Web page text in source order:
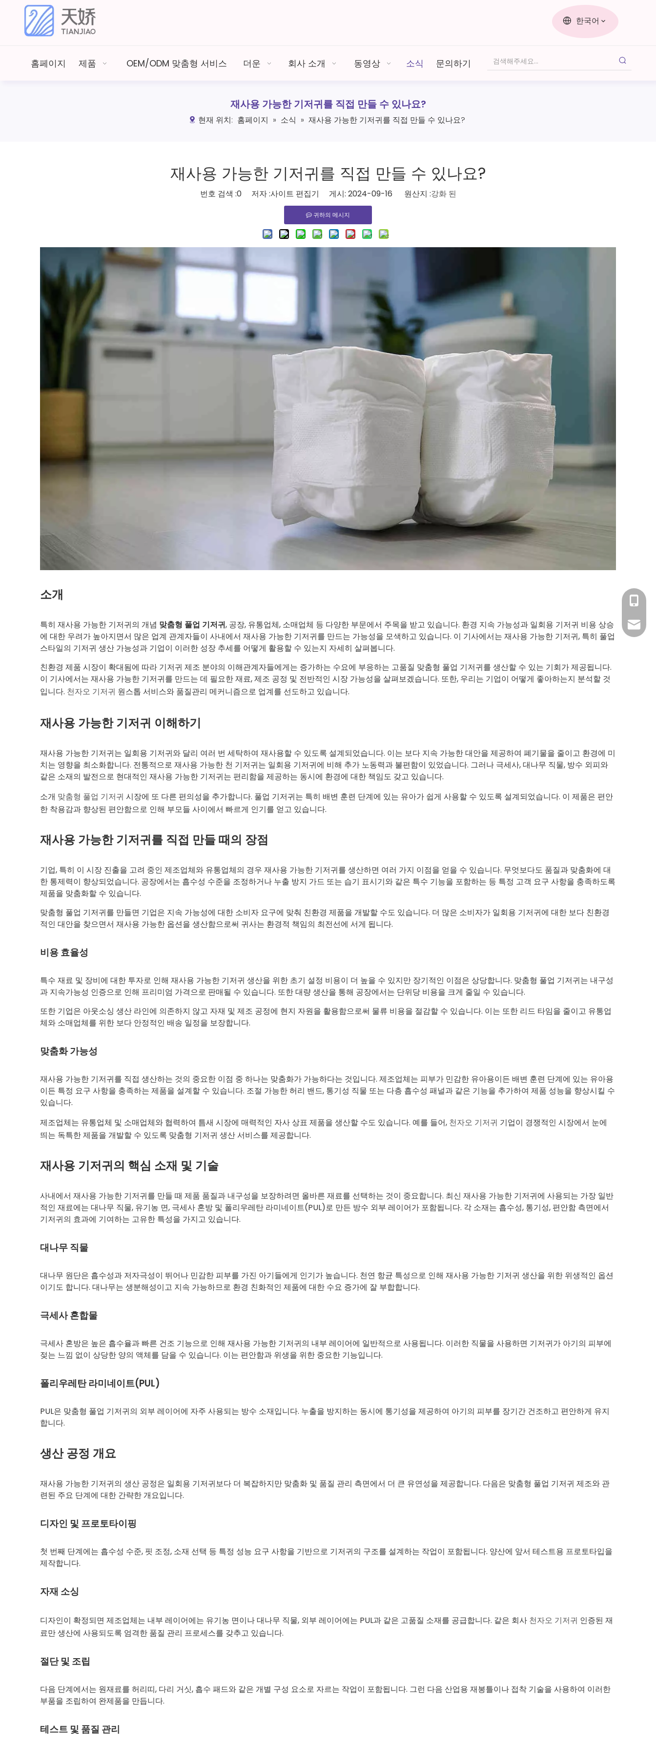
한국어
홈페이지 제품 OEM/ODM 맞춤형 서비스 더운 회사 소개 동영상 소식 문의하기
재사용 가능한 기저귀를 직접 만들 수 있나요?
현재 위치: 홈페이지 » 소식 » 재사용 가능한 기저귀를 직접 만들 수 있나요?
재사용 가능한 기저귀를 직접 만들 수 있나요?
번호 검색 :0저자 :사이트 편집기 게시: 2024-09-16 원산지 :강화 된
귀하의 메시지
소개
특히 재사용 가능한 기저귀의 개념 맞춤형 풀업 기저귀, 공장, 유통업체, 소매업체 등 다양한 부문에서 주목을 받고 있습니다. 환경 지속 가능성과 일회용 기저귀 비용 상승
에 대한 우려가 높아지면서 많은 업계 관계자들이 사내에서 재사용 가능한 기저귀를 만드는 가능성을 모색하고 있습니다. 이 기사에서는 재사용 가능한 기저귀, 특히 풀업
스타일의 기저귀 생산 가능성과 기업이 이러한 성장 추세를 어떻게 활용할 수 있는지 자세히 살펴봅니다.
친환경 제품 시장이 확대됨에 따라 기저귀 제조 분야의 이해관계자들에게는 증가하는 수요에 부응하는 고품질 맞춤형 풀업 기저귀를 생산할 수 있는 기회가 제공됩니다.
이 기사에서는 재사용 가능한 기저귀를 만드는 데 필요한 재료, 제조 공정 및 전반적인 시장 가능성을 살펴보겠습니다. 또한, 우리는 기업이 어떻게 좋아하는지 분석할 것
입니다. 천자오 기저귀 원스톱 서비스와 품질관리 메커니즘으로 업계를 선도하고 있습니다.
재사용 가능한 기저귀 이해하기
재사용 가능한 기저귀는 일회용 기저귀와 달리 여러 번 세탁하여 재사용할 수 있도록 설계되었습니다. 이는 보다 지속 가능한 대안을 제공하여 폐기물을 줄이고 환경에 미
치는 영향을 최소화합니다. 전통적으로 재사용 가능한 천 기저귀는 일회용 기저귀에 비해 추가 노동력과 불편함이 있었습니다. 그러나 극세사, 대나무 직물, 방수 외피와
같은 소재의 발전으로 현대적인 재사용 가능한 기저귀는 편리함을 제공하는 동시에 환경에 대한 책임도 갖고 있습니다.
소개 맞춤형 풀업 기저귀 시장에 또 다른 편의성을 추가합니다. 풀업 기저귀는 특히 배변 훈련 단계에 있는 유아가 쉽게 사용할 수 있도록 설계되었습니다. 이 제품은 편안
한 착용감과 향상된 편안함으로 인해 부모들 사이에서 빠르게 인기를 얻고 있습니다.
재사용 가능한 기저귀를 직접 만들 때의 장점
기업, 특히 이 시장 진출을 고려 중인 제조업체와 유통업체의 경우 재사용 가능한 기저귀를 생산하면 여러 가지 이점을 얻을 수 있습니다. 무엇보다도 품질과 맞춤화에 대
한 통제력이 향상되었습니다. 공장에서는 흡수성 수준을 조정하거나 누출 방지 가드 또는 습기 표시기와 같은 특수 기능을 포함하는 등 특정 고객 요구 사항을 충족하도록
제품을 맞춤화할 수 있습니다.
맞춤형 풀업 기저귀를 만들면 기업은 지속 가능성에 대한 소비자 요구에 맞춰 친환경 제품을 개발할 수도 있습니다. 더 많은 소비자가 일회용 기저귀에 대한 보다 친환경
적인 대안을 찾으면서 재사용 가능한 옵션을 생산함으로써 귀사는 환경적 책임의 최전선에 서게 됩니다.
비용 효율성
특수 재료 및 장비에 대한 투자로 인해 재사용 가능한 기저귀 생산을 위한 초기 설정 비용이 더 높을 수 있지만 장기적인 이점은 상당합니다. 맞춤형 풀업 기저귀는 내구성
과 지속가능성 인증으로 인해 프리미엄 가격으로 판매될 수 있습니다. 또한 대량 생산을 통해 공장에서는 단위당 비용을 크게 줄일 수 있습니다.
또한 기업은 아웃소싱 생산 라인에 의존하지 않고 자재 및 제조 공정에 현지 자원을 활용함으로써 물류 비용을 절감할 수 있습니다. 이는 또한 리드 타임을 줄이고 유통업
체와 소매업체를 위한 보다 안정적인 배송 일정을 보장합니다.
맞춤화 가능성
재사용 가능한 기저귀를 직접 생산하는 것의 중요한 이점 중 하나는 맞춤화가 가능하다는 것입니다. 제조업체는 피부가 민감한 유아용이든 배변 훈련 단계에 있는 유아용
이든 특정 요구 사항을 충족하는 제품을 설계할 수 있습니다. 조절 가능한 허리 밴드, 통기성 직물 또는 다층 흡수성 패널과 같은 기능을 추가하여 제품 성능을 향상시킬 수
있습니다.
제조업체는 유통업체 및 소매업체와 협력하여 틈새 시장에 매력적인 자사 상표 제품을 생산할 수도 있습니다. 예를 들어, 천자오 기저귀 기업이 경쟁적인 시장에서 눈에
띄는 독특한 제품을 개발할 수 있도록 맞춤형 기저귀 생산 서비스를 제공합니다.
재사용 기저귀의 핵심 소재 및 기술
사내에서 재사용 가능한 기저귀를 만들 때 제품 품질과 내구성을 보장하려면 올바른 재료를 선택하는 것이 중요합니다. 최신 재사용 가능한 기저귀에 사용되는 가장 일반
적인 재료에는 대나무 직물, 유기농 면, 극세사 혼방 및 폴리우레탄 라미네이트(PUL)로 만든 방수 외부 레이어가 포함됩니다. 각 소재는 흡수성, 통기성, 편안함 측면에서
기저귀의 효과에 기여하는 고유한 특성을 가지고 있습니다.
대나무 직물
대나무 원단은 흡수성과 저자극성이 뛰어나 민감한 피부를 가진 아기들에게 인기가 높습니다. 천연 항균 특성으로 인해 재사용 가능한 기저귀 생산을 위한 위생적인 ​​옵션
이기도 합니다. 대나무는 생분해성이고 지속 가능하므로 환경 친화적인 제품에 대한 수요 증가에 잘 부합합니다.
극세사 혼합물
극세사 혼방은 높은 흡수율과 빠른 건조 기능으로 인해 재사용 가능한 기저귀의 내부 레이어에 일반적으로 사용됩니다. 이러한 직물을 사용하면 기저귀가 아기의 피부에
젖는 느낌 없이 상당한 양의 액체를 담을 수 있습니다. 이는 편안함과 위생을 위한 중요한 기능입니다.
폴리우레탄 라미네이트(PUL)
PUL은 맞춤형 풀업 기저귀의 외부 레이어에 자주 사용되는 방수 소재입니다. 누출을 방지하는 동시에 통기성을 제공하여 아기의 피부를 장기간 건조하고 편안하게 유지
합니다.
생산 공정 개요
재사용 가능한 기저귀의 생산 공정은 일회용 기저귀보다 더 복잡하지만 맞춤화 및 품질 관리 측면에서 더 큰 유연성을 제공합니다. 다음은 맞춤형 풀업 기저귀 제조와 관
련된 주요 단계에 대한 간략한 개요입니다.
디자인 및 프로토타이핑
첫 번째 단계에는 흡수성 수준, 핏 조정, 소재 선택 등 특정 성능 요구 사항을 기반으로 기저귀의 구조를 설계하는 작업이 포함됩니다. 양산에 앞서 테스트용 프로토타입을
제작합니다.
자재 소싱
디자인이 확정되면 제조업체는 내부 레이어에는 유기농 면이나 대나무 직물, 외부 레이어에는 PUL과 같은 고품질 소재를 공급합니다. 같은 회사 천자오 기저귀 인증된 재
료만 생산에 사용되도록 엄격한 품질 관리 프로세스를 갖추고 있습니다.
절단 및 조립
다음 단계에서는 원재료를 허리띠, 다리 거싯, 흡수 패드와 같은 개별 구성 요소로 자르는 작업이 포함됩니다. 그런 다음 산업용 재봉틀이나 접착 기술을 사용하여 이러한
부품을 조립하여 완제품을 만듭니다.
테스트 및 품질 관리
+86-